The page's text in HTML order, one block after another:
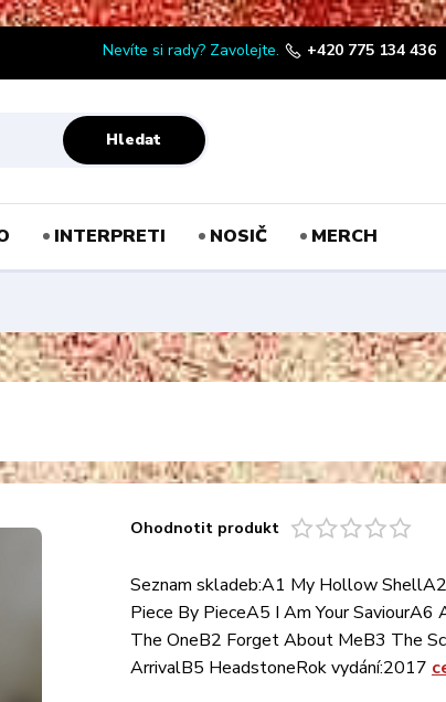
Hledat
Nevíte si rady? Zavolejte. +420 775 134 436
INTERPRETI NOSIČ MERCH
Ohodnotit produkt
Seznam skladeb:A1 My Hollow
Piece By PieceA5 I Am Your
The OneB2 Forget About MeB3 The
ArrivalB5 HeadstoneRok vydání:2017